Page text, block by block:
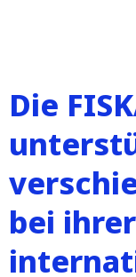
Die
bei